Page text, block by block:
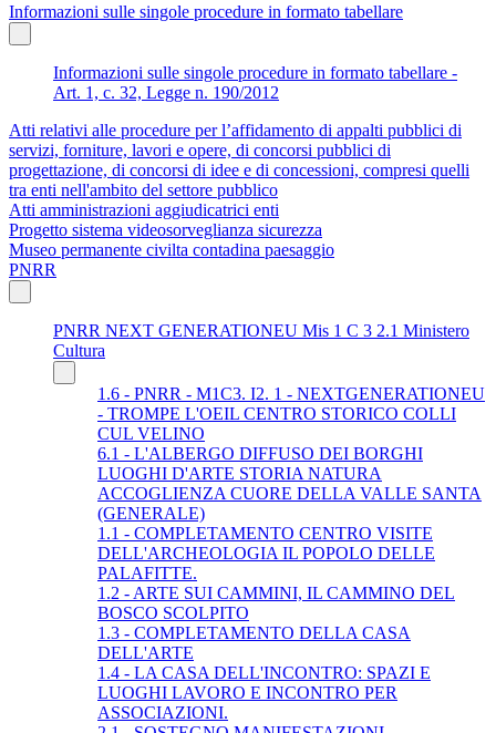
Informazioni sulle singole procedure in formato tabellare
Informazioni sulle singole procedure in formato tabellare -
Art. 1, c. 32, Legge n. 190/2012
Atti relativi alle procedure per l’affidamento di appalti pubblici di
servizi, forniture, lavori e opere, di concorsi pubblici di
progettazione, di concorsi di idee e di concessioni, compresi quelli
tra enti nell'ambito del settore pubblico
Atti amministrazioni aggiudicatrici enti
Progetto sistema videosorveglianza sicurezza
Museo permanente civilta contadina paesaggio
PNRR
PNRR NEXT GENERATIONEU Mis 1 C 3 2.1 Ministero
Cultura
1.6 - PNRR - M1C3. I2. 1 - NEXTGENERATIONEU
- TROMPE L'OEIL CENTRO STORICO COLLI
CUL VELINO
6.1 - L'ALBERGO DIFFUSO DEI BORGHI
LUOGHI D'ARTE STORIA NATURA
ACCOGLIENZA CUORE DELLA VALLE SANTA
(GENERALE)
1.1 - COMPLETAMENTO CENTRO VISITE
DELL'ARCHEOLOGIA IL POPOLO DELLE
PALAFITTE.
1.2 - ARTE SUI CAMMINI, IL CAMMINO DEL
BOSCO SCOLPITO
1.3 - COMPLETAMENTO DELLA CASA
DELL'ARTE
1.4 - LA CASA DELL'INCONTRO: SPAZI E
LUOGHI LAVORO E INCONTRO PER
ASSOCIAZIONI.